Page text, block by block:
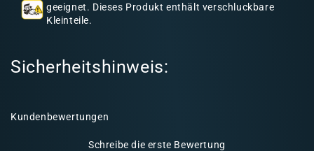
geeignet. Dieses Produkt enthält verschluckbare
Kleinteile.
Sicherheitshinweis:
Kundenbewertungen
Schreibe die erste Bewertung